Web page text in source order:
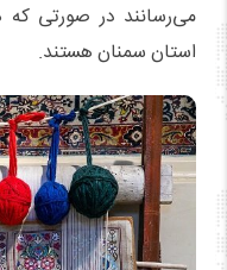
می‌رسانند در صورتی که
استان سمنان هستند.